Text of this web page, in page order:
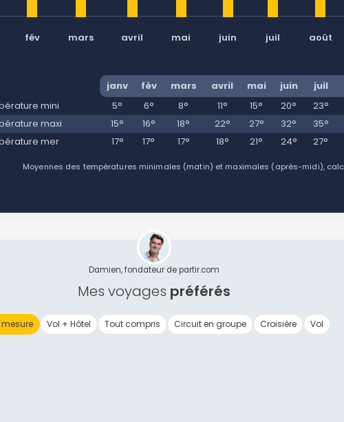
fév mars avril mai juin juil août
janv fév mars avril mai juin juil
mini
5° 6° 8° 11° 15° 20° 23°
maxi
15° 16° 18° 22° 27° 32° 35°
mer
17° 17° 17° 18° 21° 24° 27°
Moyennes des températures minimales (matin) et maximales (après-midi),
Damien, fondateur de partir.com
Mes voyages préférés
mesure Vol + Hôtel Tout compris Circuit en groupe Croisière Vol